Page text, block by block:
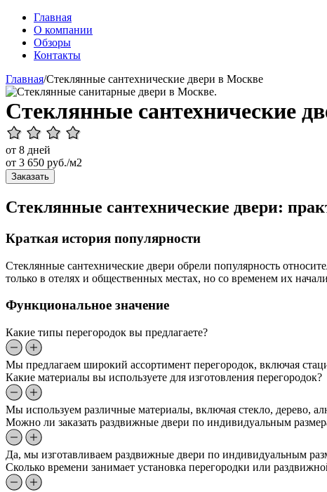
Главная
О компании
Обзоры
Контакты
Главная/Стеклянные сантехнические двери в Москве
Стеклянные сантехнические
от 8 дней
от 3 650 руб./м2
Заказать
Стеклянные сантехнические двери:
Краткая история популярности
Стеклянные сантехнические двери обрели популярность
только в отелях и общественных местах, но со временем их
Функциональное значение
Какие типы перегородок вы предлагаете?
Мы предлагаем широкий ассортимент перегородок, включая
Какие материалы вы используете для изготовления перегородок?
Мы используем различные материалы, включая стекло, дерево,
Можно ли заказать раздвижные двери по индивидуальным
Да, мы изготавливаем раздвижные двери по индивидуальным
Сколько времени занимает установка перегородки или